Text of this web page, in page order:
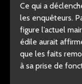
Ce qui a
les enquêteurs.
figure l’actuel
édile aurait
que les faits
à sa prise de